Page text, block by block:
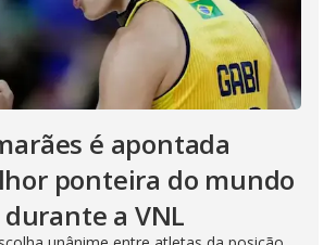
é apontada
ponteira do mundo
a VNL